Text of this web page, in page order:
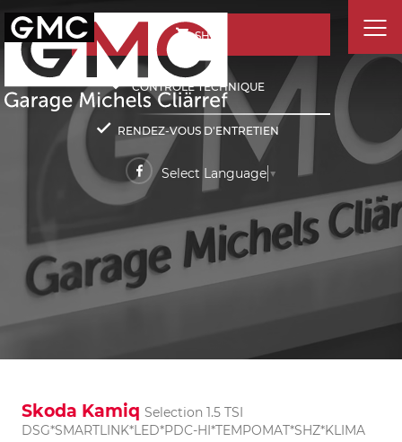
SHOP
CONTRÔLE TECHNIQUE
RENDEZ-VOUS D'ENTRETIEN
Select Language ▼
Skoda Kamiq Selection 1.5 TSI
DSG*SMARTLINK*LED*PDC-HI*TEMPOMAT*SHZ*KLIMA